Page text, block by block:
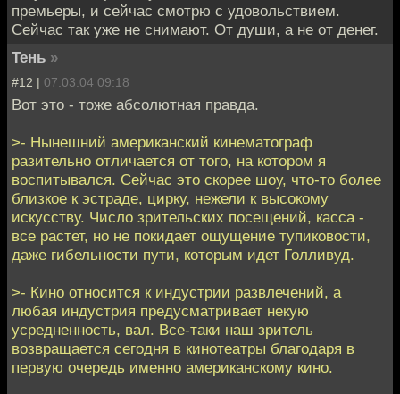
премьеры, и сейчас смотрю с удовольствием.
Сейчас так уже не снимают. От души, а не от денег.
Тень »
#12 | 07.03.04 09:18
Вот это - тоже абсолютная правда.
>- Нынешний американский кинематограф
разительно отличается от того, на котором я
воспитывался. Сейчас это скорее шоу, что-то более
близкое к эстраде, цирку, нежели к высокому
искусству. Число зрительских посещений, касса -
все растет, но не покидает ощущение тупиковости,
даже гибельности пути, которым идет Голливуд.
>- Кино относится к индустрии развлечений, а
любая индустрия предусматривает некую
усредненность, вал. Все-таки наш зритель
возвращается сегодня в кинотеатры благодаря в
первую очередь именно американскому кино.